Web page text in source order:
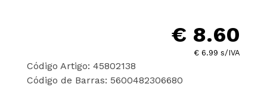
€ 8.60
€ 6.99 s/IVA
Código Artigo: 45802138
Código de Barras: 5600482306680